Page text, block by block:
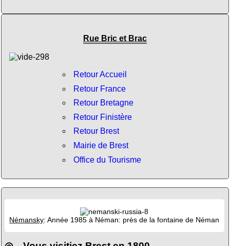
Rue Bric et Brac
Retour Accueil
Retour France
Retour Bretagne
Retour Finistère
Retour Brest
Mairie de Brest
Office du Tourisme
Némansky: Année 1985 à Néman: près de la fontaine de Néman